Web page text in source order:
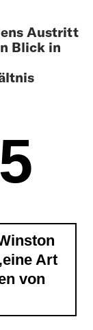
Austritt
Blick in
Art
von